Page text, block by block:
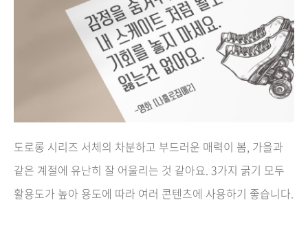
도로롱 시리즈 서체의 차분하고 부드러운 매력이 봄, 가을과
같은 계절에 유난히 잘 어울리는 것 같아요. 3가지 굵기 모두
활용도가 높아 용도에 따라 여러 콘텐츠에 사용하기 좋습니다.